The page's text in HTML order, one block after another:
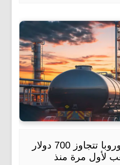
أسعار الغاز في أوروبا تتجاوز 700 دولار
لأول مرة منذ